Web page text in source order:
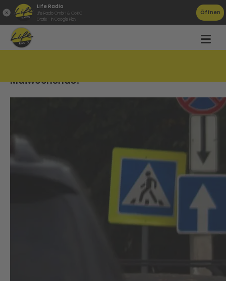
Life Radio
Life Radio GmbH & Co.KG
Gratis - in Google Play
Öffnen
Maiwochende!